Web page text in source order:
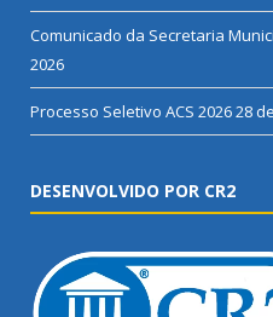
Comunicado da Secretaria
2026
Processo Seletivo ACS 202628
DESENVOLVIDO POR CR2